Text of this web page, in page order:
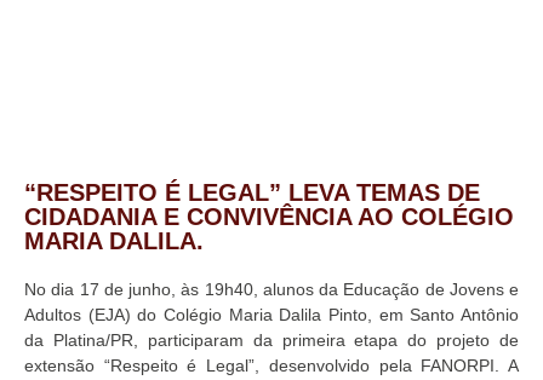
“RESPEITO É LEGAL” LEVA TEMAS DE
CIDADANIA E CONVIVÊNCIA AO COLÉGIO
MARIA DALILA.
No dia 17 de junho, às 19h40, alunos da Educação de Jovens e
Adultos (EJA) do Colégio Maria Dalila Pinto, em Santo Antônio
da Platina/PR, participaram da primeira etapa do projeto de
extensão “Respeito é Legal”, desenvolvido pela FANORPI. A